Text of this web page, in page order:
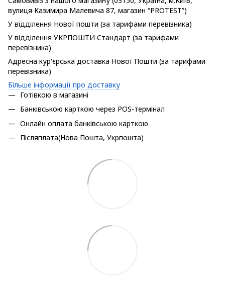
вулиця Казимира Малевича 87, магазин “PROTEST”)
У відділення Нової пошти (за тарифами перевізника)
У відділення УКРПОШТИ Стандарт (за тарифами
перевізника)
Адресна кур'єрська доставка Нової Пошти (за тарифами
перевізника)
Більше інформації про доставку
Готівкою в магазині
Банківською карткою через POS-термінал
Онлайн оплата банківською карткою
Післяплата(Нова Пошта, Укрпошта)